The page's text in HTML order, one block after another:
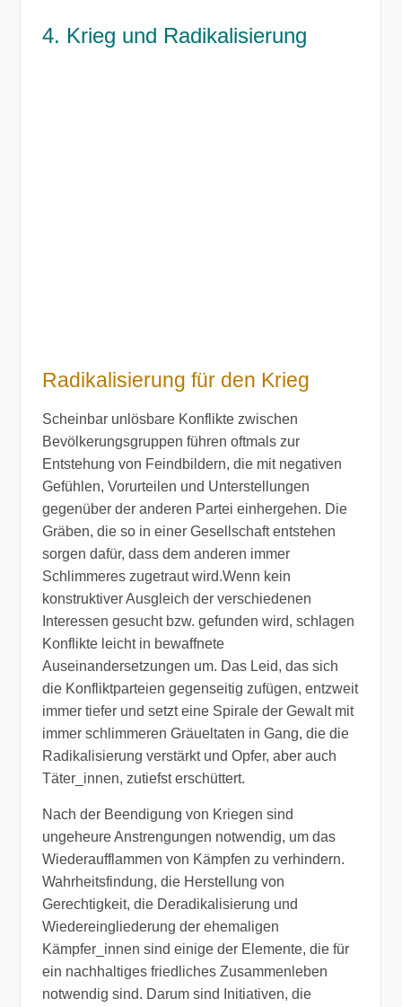
4. Krieg und Radikalisierung
Radikalisierung für den Krieg
Scheinbar unlösbare Konflikte zwischen
Bevölkerungsgruppen führen oftmals zur
Entstehung von Feindbildern, die mit negativen
Gefühlen, Vorurteilen und Unterstellungen
gegenüber der anderen Partei einhergehen. Die
Gräben, die so in einer Gesellschaft entstehen
sorgen dafür, dass dem anderen immer
Schlimmeres zugetraut wird.Wenn kein
konstruktiver Ausgleich der verschiedenen
Interessen gesucht bzw. gefunden wird, schlagen
Konflikte leicht in bewaffnete
Auseinandersetzungen um. Das Leid, das sich
die Konfliktparteien gegenseitig zufügen, entzweit
immer tiefer und setzt eine Spirale der Gewalt mit
immer schlimmeren Gräueltaten in Gang, die die
Radikalisierung verstärkt und Opfer, aber auch
Täter_innen, zutiefst erschüttert.
Nach der Beendigung von Kriegen sind
ungeheure Anstrengungen notwendig, um das
Wiederaufflammen von Kämpfen zu verhindern.
Wahrheitsfindung, die Herstellung von
Gerechtigkeit, die Deradikalisierung und
Wiedereingliederung der ehemaligen
Kämpfer_innen sind einige der Elemente, die für
ein nachhaltiges friedliches Zusammenleben
notwendig sind. Darum sind Initiativen, die